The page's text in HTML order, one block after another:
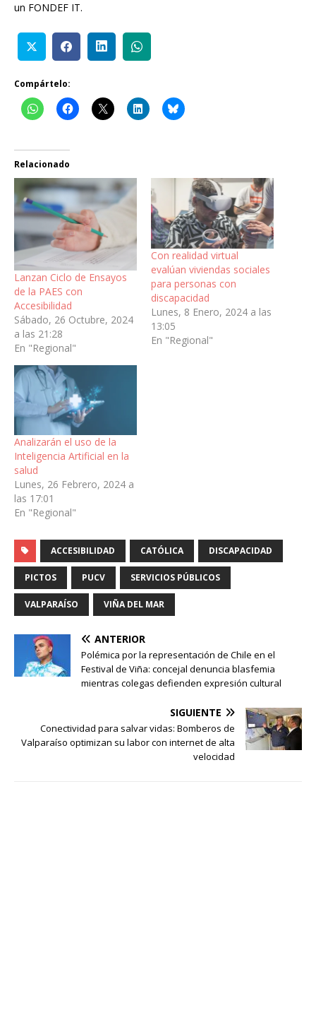
un FONDEF IT.
Compártelo:
Relacionado
Lanzan Ciclo de Ensayos
de la PAES con
Accesibilidad
Sábado, 26 Octubre, 2024
a las 21:28
En "Regional"
Con realidad virtual
evalúan viviendas sociales
para personas con
discapacidad
Lunes, 8 Enero, 2024 a las
13:05
En "Regional"
Analizarán el uso de la
Inteligencia Artificial en la
salud
Lunes, 26 Febrero, 2024 a
las 17:01
En "Regional"
ACCESIBILIDAD CATÓLICA DISCAPACIDAD
PICTOS PUCV SERVICIOS PÚBLICOS
VALPARAÍSO VIÑA DEL MAR
ANTERIOR
Polémica por la representación de Chile en el
Festival de Viña: concejal denuncia blasfemia
mientras colegas defienden expresión cultural
SIGUIENTE
Conectividad para salvar vidas: Bomberos de
Valparaíso optimizan su labor con internet de alta
velocidad